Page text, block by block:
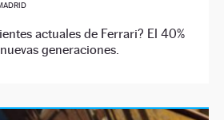
actuales de Ferrari? El 40%
generaciones.